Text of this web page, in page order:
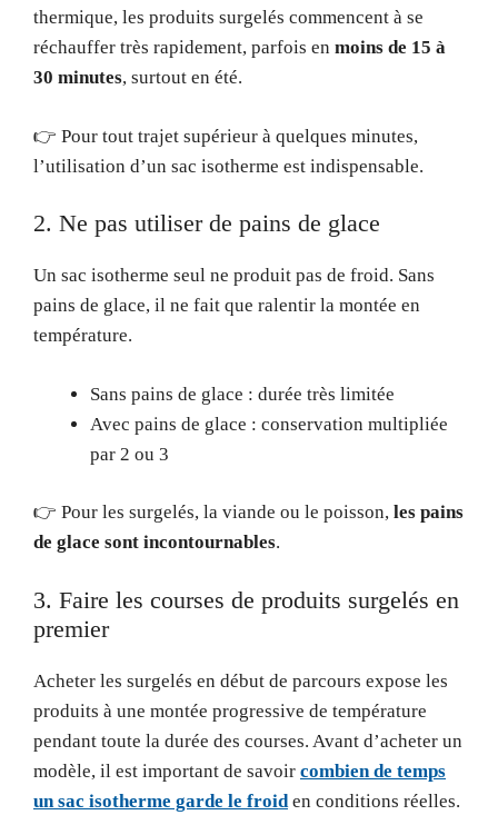
thermique, les produits surgelés commencent à se
réchauffer très rapidement, parfois en moins de 15 à
30 minutes, surtout en été.
👉 Pour tout trajet supérieur à quelques minutes,
l’utilisation d’un sac isotherme est indispensable.
2. Ne pas utiliser de pains de glace
Un sac isotherme seul ne produit pas de froid. Sans
pains de glace, il ne fait que ralentir la montée en
température.
Sans pains de glace : durée très limitée
Avec pains de glace : conservation multipliée
par 2 ou 3
👉 Pour les surgelés, la viande ou le poisson, les pains
de glace sont incontournables.
3. Faire les courses de produits surgelés en
premier
Acheter les surgelés en début de parcours expose les
produits à une montée progressive de température
pendant toute la durée des courses. Avant d’acheter un
modèle, il est important de savoir combien de temps
un sac isotherme garde le froid en conditions réelles.